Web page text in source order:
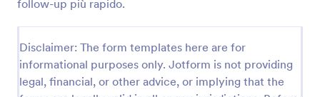
follow-up più rapido.
Disclaimer: The form templates here are for
informational purposes only. Jotform is not providing
legal, financial, or other advice, or implying that the
altre informazioni sui tuoi pazienti attraverso un
sostituisci i campi del modulo per adattarlo alla tua
attività. Con il Costruttore di Moduli gratuito di
Jotform, puoi passare da un modulo vuoto a un
modulo di registrazione completo in pochi secondi.
Go to Category:
Moduli Assistenza Sanitaria
Usa Template
Anteprima